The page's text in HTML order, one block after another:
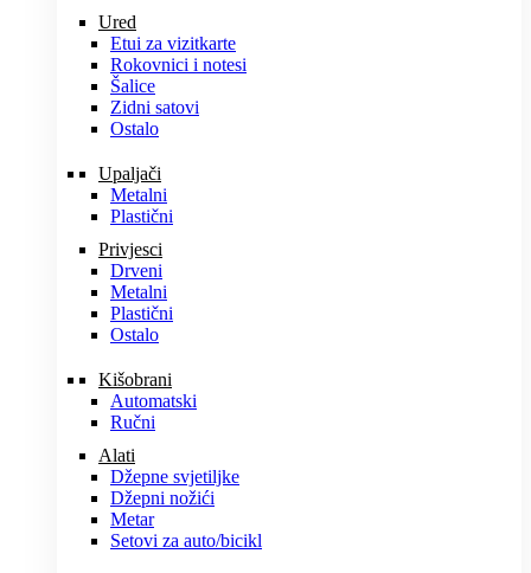
Ured
Etui za vizitkarte
Rokovnici i notesi
Šalice
Zidni satovi
Ostalo
Upaljači
Metalni
Plastični
Privjesci
Drveni
Metalni
Plastični
Ostalo
Kišobrani
Automatski
Ručni
Alati
Džepne svjetiljke
Džepni nožići
Metar
Setovi za auto/bicikl